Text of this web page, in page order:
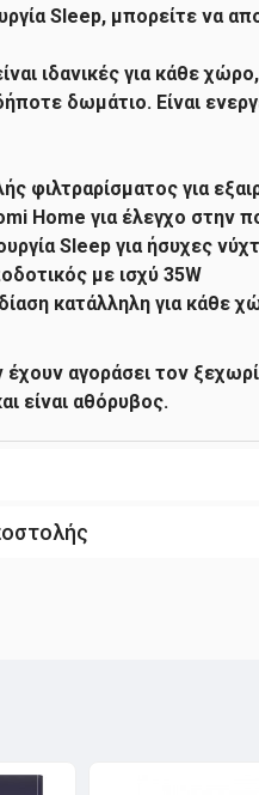
Sleep, μπορείτε να
ιδανικές για κάθε
δωμάτιο. Είναι
φιλτραρίσματος για
Home για έλεγχο στην
Sleep για ήσυχες
με ισχύ 35W
κατάλληλη για κάθε
αγοράσει τον
είναι αθόρυβος.